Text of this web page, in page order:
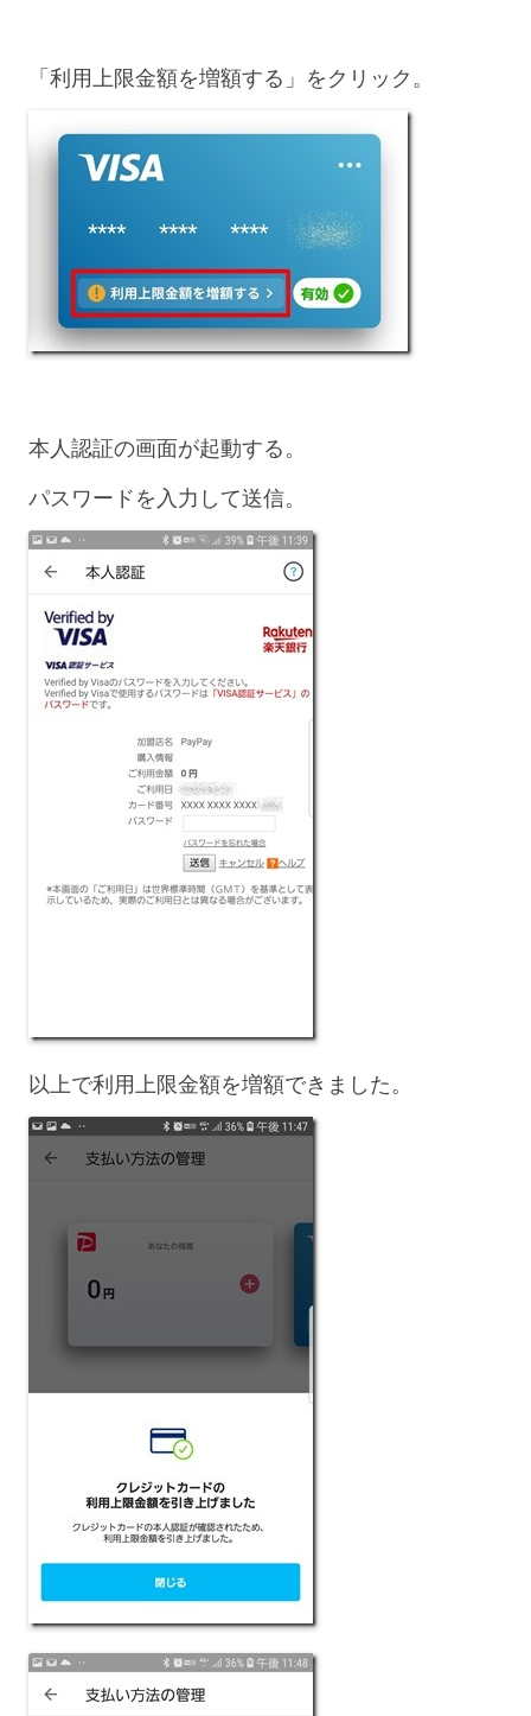
「利用上限金額を増額する」をクリック。
本人認証の画面が起動する。
パスワードを入力して送信。
以上で利用上限金額を増額できました。